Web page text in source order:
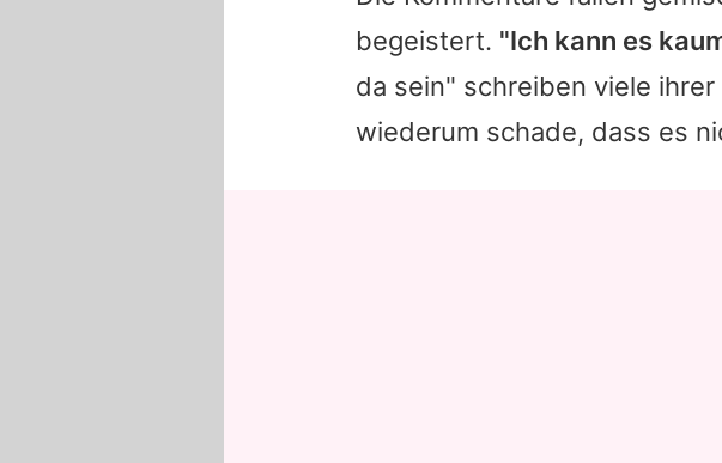
begeistert. "Ich kann es
da sein" schreiben viele
wiederum schade, dass es